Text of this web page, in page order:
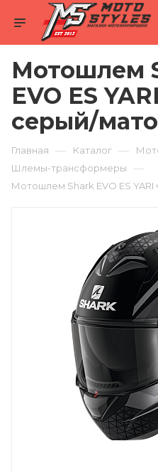
Мотошлем
EVO ES
серый/
Главная — Каталог —
Шлемы-трансформеры —
Мотошлем Shark EVO ES